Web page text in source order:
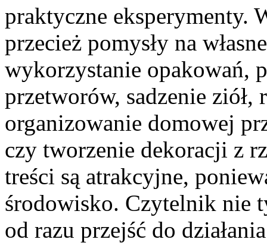
praktyczne eksperymenty.
przecież pomysły na
wykorzystanie opakowań,
przetworów, sadzenie
organizowanie domowej
czy tworzenie dekoracji z
treści są atrakcyjne,
środowisko. Czytelnik nie
od razu przejść do